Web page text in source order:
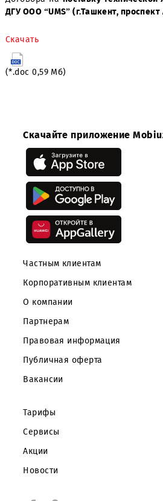
Приложение:
1. Закупочная
предложений на
Скачать
(*.doc 0,59 Мб)
Скачайте приложение
Корпоративным клиентам
О компании
Партнерам
Правовая информация